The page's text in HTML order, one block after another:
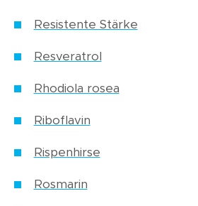
Resistente Stärke
Resveratrol
Rhodiola rosea
Riboflavin
Rispenhirse
Rosmarin